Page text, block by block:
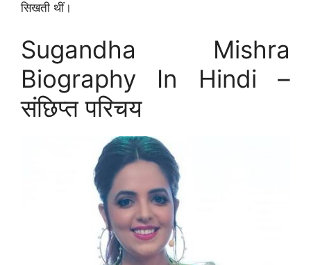
सिखती थीं।
Sugandha Mishra
Biography In Hindi –
संछिप्त परिचय